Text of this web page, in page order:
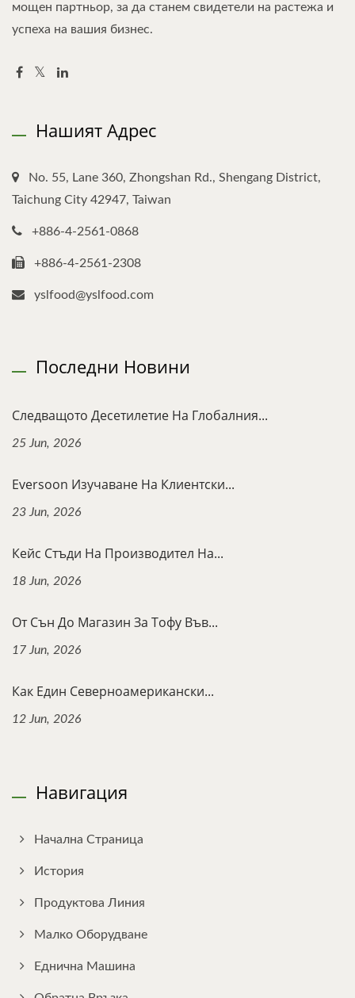
мощен партньор, за да станем свидетели на растежа и
успеха на вашия бизнес.
Нашият Адрес
No. 55, Lane 360, Zhongshan Rd., Shengang District,
Taichung City 42947, Taiwan
+886-4-2561-0868
+886-4-2561-2308
yslfood@yslfood.com
Последни Новини
Следващото Десетилетие На Глобалния...
25 Jun, 2026
Eversoon Изучаване На Клиентски...
23 Jun, 2026
Кейс Стъди На Производител На...
18 Jun, 2026
От Сън До Магазин За Тофу Във...
17 Jun, 2026
Как Един Северноамерикански...
12 Jun, 2026
Навигация
Начална Страница
История
Продуктова Линия
Малко Оборудване
Еднична Машина